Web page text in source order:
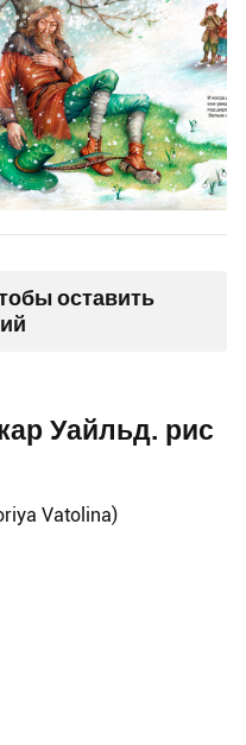
оставить
Уайльд. рис
Vatolina)